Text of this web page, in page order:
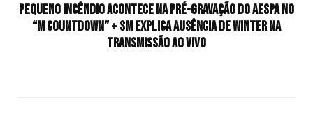
Pequeno incêndio acontece na pré-gravação do aespa no
“M Countdown” + SM explica ausência de Winter na
transmissão ao vivo